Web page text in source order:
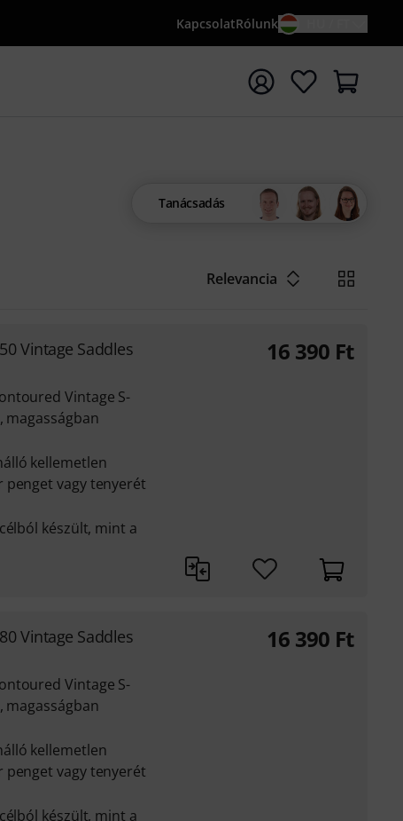
KapcsolatRólunk
indítása {searchTerm} keresőszóval
Tanácsadás
Relevancia
Vintage Saddles
Vintage S-
magasságban
kellemetlen
vagy tenyerét
készült, mint a
16 390 Ft
Vintage Saddles
Vintage S-
magasságban
kellemetlen
vagy tenyerét
készült, mint a
16 390 Ft